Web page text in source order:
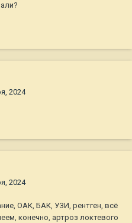
2024
2024
ОАК, БАК, УЗИ, рентген, всё
конечно, артроз локтевого